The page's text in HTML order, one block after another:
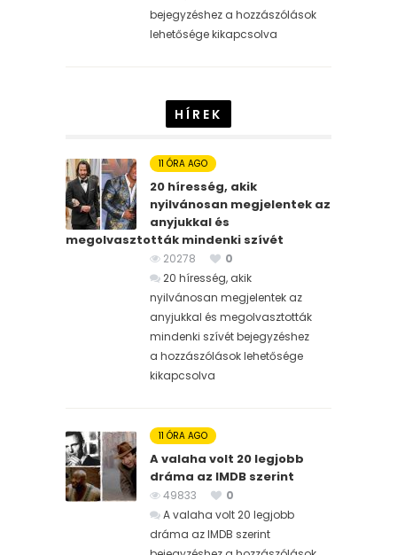
bejegyzéshez a hozzászólások
lehetősége kikapcsolva
HÍREK
11 ÓRA AGO
20 híresség, akik
nyilvánosan megjelentek az
anyjukkal és
megolvasztották mindenki szívét
20278
0
20 híresség, akik
nyilvánosan megjelentek az
anyjukkal és megolvasztották
mindenki szívét bejegyzéshez
a hozzászólások lehetősége
kikapcsolva
11 ÓRA AGO
A valaha volt 20 legjobb
dráma az IMDB szerint
49833
0
A valaha volt 20 legjobb
dráma az IMDB szerint